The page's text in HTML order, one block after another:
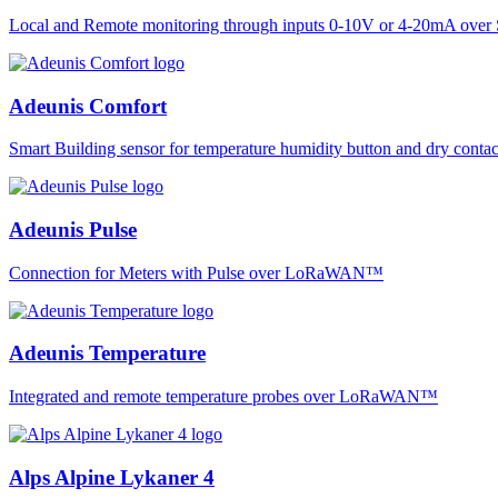
Local and Remote monitoring through inputs 0-10V or 4-20mA over
Adeunis Comfort
Smart Building sensor for temperature humidity button and dry
Adeunis Pulse
Connection for Meters with Pulse over LoRaWAN™
Adeunis Temperature
Integrated and remote temperature probes over LoRaWAN™
Alps Alpine Lykaner 4